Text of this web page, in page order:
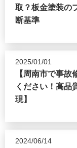
取？板金塗装の
断基準
2025/01/01
【周南市で事
ください！高品
現】
2024/06/14